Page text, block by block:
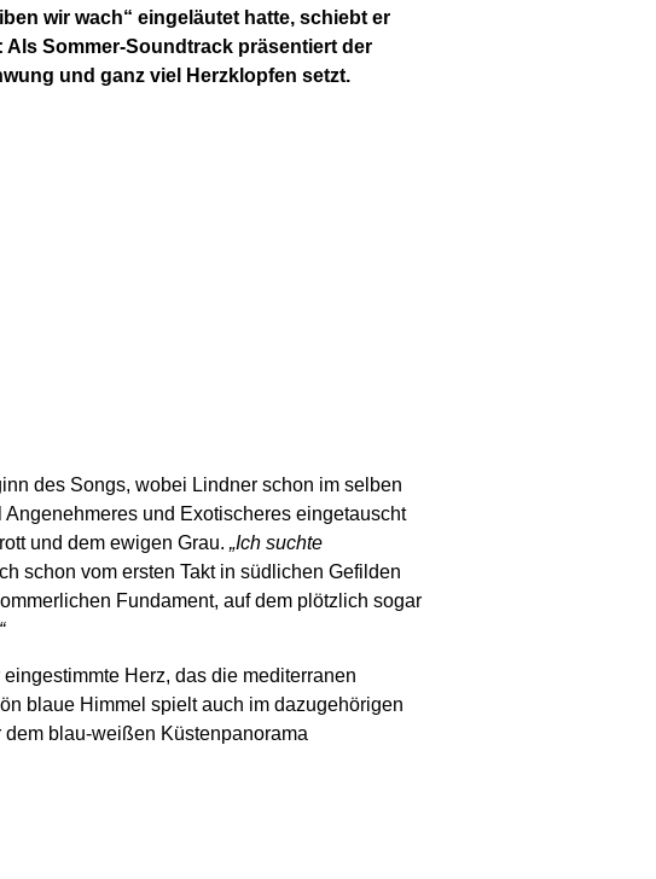
wir wach“ eingeläutet hatte, schiebt er
Sommer-Soundtrack präsentiert der
und ganz viel Herzklopfen setzt.
des Songs, wobei Lindner schon im selben
und Exotischeres eingetauscht
und dem ewigen Grau. „Ich suchte
schon vom ersten Takt in südlichen Gefilden
Fundament, auf dem plötzlich sogar
Herz, das die mediterranen
blaue Himmel spielt auch im dazugehörigen
blau-weißen Küstenpanorama